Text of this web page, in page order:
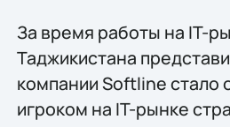
За время работы на IT-
Таджикистана
компании Softline стало
игроком на IT-рынке